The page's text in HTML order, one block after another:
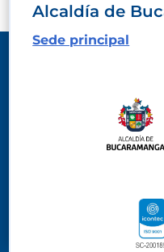
Alcaldía de
Sede principal